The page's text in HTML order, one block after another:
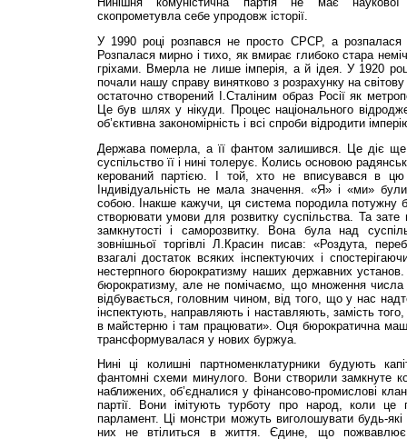
скопрометувла себе упродовж історії.
У 1990 році розпався не просто СРСР, а розпалася
Розпалася мирно і тихо, як вмирає глибоко стара
гріхами. Вмерла не лише імперія, а й ідея. У 1920
почали нашу справу винятково з розрахунку на
остаточно створений І.Сталіним образ Росії як
Це був шлях у нікуди. Процес національного
об’єктивна закономірність і всі спроби відродити
Держава померла, а її фантом залишився. Це діє ще
суспільство її і нині толерує. Колись основою
керований партією. І той, хто не вписувався в
Індивідуальність не мала значення. «Я» і «ми»
собою. Інакше кажучи, ця система породила потужну
створювати умови для розвитку суспільства. Та зате
замкнутості і саморозвитку. Вона була над
зовнішньої торгівлі Л.Красин писав: «Роздута,
взагалі достаток всяких інспектуючих і
нестерпного бюрократизму наших державних
бюрократизму, але не помічаємо, що множення числа
відбувається, головним чином, від того, що у нас
інспектують, направляють і наставляють, замість
в майстерню і там працювати». Оця бюрократична
трансформувалася у нових буржуа.
Нині ці колишні партноменклатурники будують
фантомні схеми минулого. Вони створили замкнуте
наближених, об’єдналися у фінансово-промислові
партії. Вони імітують турботу про народ, коли це
парламент. Ці монстри можуть виголошувати будь-
них не втілиться в життя. Єдине, що пожвавлює